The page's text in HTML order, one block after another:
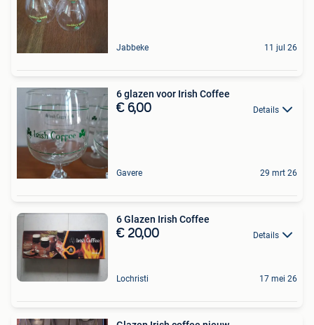
Jabbeke 11 jul 26
6 glazen voor Irish Coffee
€ 6,00 Details
Gavere 29 mrt 26
6 Glazen Irish Coffee
€ 20,00 Details
Lochristi 17 mei 26